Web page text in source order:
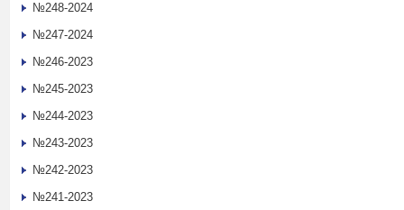
№248-2024
№247-2024
№246-2023
№245-2023
№244-2023
№243-2023
№242-2023
№241-2023